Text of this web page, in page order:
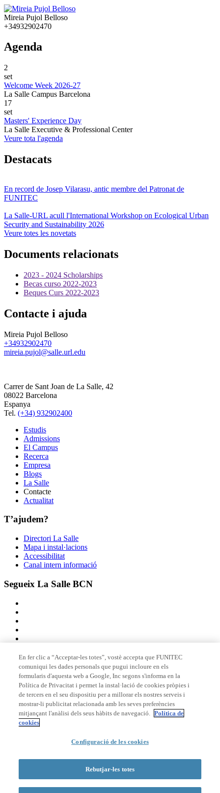
Mireia Pujol Belloso
+34932902470
Agenda
2
set
Welcome Week 2026-27
La Salle Campus Barcelona
17
set
Masters' Experience Day
La Salle Executive & Professional Center
Veure tota l'agenda
Destacats
En record de Josep Vilarasu, antic membre del Patronat de
FUNITEC
La Salle-URL acull l'International Workshop on Ecological Urban
Security and Sustainability 2026
Veure totes les novetats
Documents relacionats
2023 - 2024 Scholarships
Becas curso 2022-2023
Beques Curs 2022-2023
Contacte i ajuda
Mireia Pujol Belloso
+34932902470
mireia.pujol@salle.url.edu
Carrer de Sant Joan de La Salle, 42
08022 Barcelona
Espanya
Tel. (+34) 932902400
Estudis
Admissions
El Campus
Recerca
Empresa
Blogs
La Salle
Contacte
Actualitat
T’ajudem?
Directori La Salle
Mapa i instal·lacions
Accessibilitat
Canal intern informació
Segueix La Salle BCN
Membre de
Acreditacions
© 2026 La Salle Campus Barcelona - URL |Avís legal
Formulari de cerca
En fer clic a “Acceptar-les totes”, vostè accepta que FUNITEC
comuniqui les dades personals que pugui incloure en els
formularis d'aquesta web a Google, Inc segons s'informa en la
Política de Privacitat i permet la instal·lació de cookies pròpies i
de tercers en el seu dispositiu per a millorar els nostres serveis i
mostrar-li publicitat relacionada amb les seves preferències
mitjançant l'anàlisi dels seus hàbits de navegació. Política de
cookies
Configuració de les cookies
Rebutjar-les totes